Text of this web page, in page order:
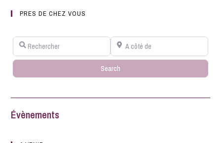
PRES DE CHEZ VOUS
Rechercher A côté de
Search
Évènements